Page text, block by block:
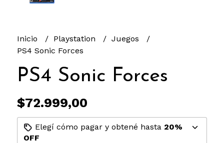
Inicio Playstation
Juegos
PS4 Sonic Forces
PS4 Sonic Forces
$72.999,00
Elegí cómo pagar y obtené hasta 20%
OFF